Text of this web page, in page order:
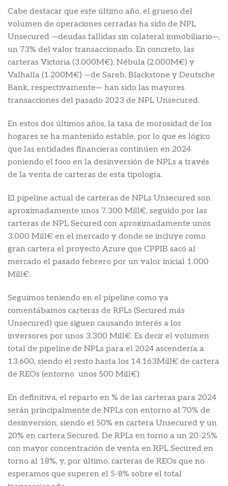
Cabe destacar que este último año, el grueso del
volumen de operaciones cerradas ha sido de NPL
Unsecured —deudas fallidas sin colateral inmobiliario—,
un 73% del valor transaccionado. En concreto, las
carteras Victoria (3.000M€), Nébula (2.000M€) y
Valhalla (1.200M€) —de Sareb, Blackstone y Deutsche
Bank, respectivamente— han sido las mayores
transacciones del pasado 2023 de NPL Unsecured.
En estos dos últimos años, la tasa de morosidad de los
hogares se ha mantenido estable, por lo que es lógico
que las entidades financieras continúen en 2024
poniendo el foco en la desinversión de NPLs a través
de la venta de carteras de esta tipología.
El pipeline actual de carteras de NPLs Unsecured son
aproximadamente unos 7.300 Mill€, seguido por las
carteras de NPL Secured con aproximadamente unos
3.000 Mill€ en el mercado y donde se incluye como
gran cartera el proyecto Azure que CPPIB sacó al
mercado el pasado febrero por un valor inicial 1.000
Mill€.
Seguimos teniendo en el pipeline como ya
comentábamos carteras de RPLs (Secured más
Unsecured) que siguen causando interés a los
inversores por unos 3.300 Mill€. Es decir el volumen
total de pipeline de NPLs para el 2024 ascendería a
13.600, siendo el resto hasta los 14.163Mill€ de cartera
de REOs (entorno unos 500 Mill€).
En definitiva, el reparto en % de las carteras para 2024
serán principalmente de NPLs con entorno al 70% de
desinversión, siendo el 50% en cartera Unsecured y un
20% en cartera Secured. De RPLs en torno a un 20-25%
con mayor concentración de venta en RPL Secured en
torno al 18%, y, por último, carteras de REOs que no
esperamos que superen el 5-8% sobre el total